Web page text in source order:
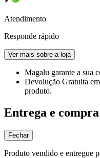
Atendimento
Responde rápido
Ver mais sobre a loja
Magalu garante a sua
Devolução Gratuita
produto.
Entrega e
Fechar
Produto vendido e entregue